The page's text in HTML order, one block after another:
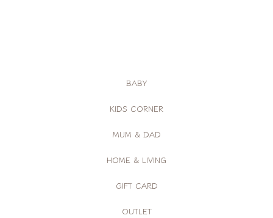
BABY
KIDS CORNER
MUM & DAD
HOME & LIVING
GIFT CARD
OUTLET